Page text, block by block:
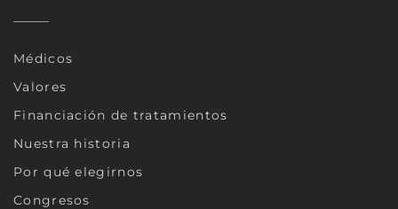
Médicos
Valores
Financiación de tratamientos
Nuestra historia
Por qué elegirnos
Congresos